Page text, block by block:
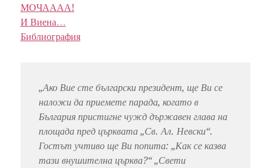
МОЧАААА!
И Виена…
Библиография
„Ако Вие сте български президент, ще Ви се
наложи да приемете парада, когато в
България пристигне чужд държавен глава на
площада пред църквата „Св. Ал. Невски“.
Гостът учтиво ще Ви попита: „Как се казва
тази внушителна църква?“ „Свети